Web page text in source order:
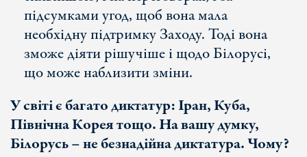
підсумками угод, щоб вона мала
необхідну підтримку Заходу. Тоді вона
зможе діяти рішучіше і щодо Білорусі,
що може наблизити зміни.
У світі є багато диктатур: Іран, Куба,
Північна Корея тощо. На вашу думку,
Білорусь – не безнадійна диктатура. Чому?